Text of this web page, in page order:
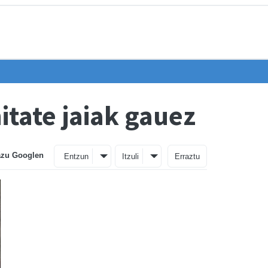
jaiak gauez
Googlen Entzun Itzuli Erraztu